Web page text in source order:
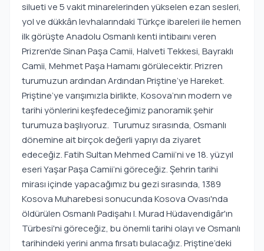
silueti ve 5 vakit minarelerinden yükselen ezan sesleri,
yol ve dükkân levhalarındaki Türkçe ibareleri ile hemen
ilk görüşte Anadolu Osmanlı kenti intibaını veren
Prizren'de Sinan Paşa Camii, Halveti Tekkesi, Bayraklı
Camii, Mehmet Paşa Hamamı görülecektir. Prizren
turumuzun ardından Ardından Priştine’ye Hareket.
Priştine’ye varışımızla birlikte, Kosova’nın modern ve
tarihi yönlerini keşfedeceğimiz panoramik şehir
turumuza başlıyoruz. Turumuz sırasında, Osmanlı
dönemine ait birçok değerli yapıyı da ziyaret
edeceğiz. Fatih Sultan Mehmed Camii’ni ve 18. yüzyıl
eseri Yaşar Paşa Camii’ni göreceğiz. Şehrin tarihi
mirası içinde yapacağımız bu gezi sırasında, 1389
Kosova Muharebesi sonucunda Kosova Ovası'nda
öldürülen Osmanlı Padişahı I. Murad Hüdavendigâr'ın
Türbesi'ni göreceğiz, bu önemli tarihi olayı ve Osmanlı
tarihindeki yerini anma fırsatı bulacağız. Priştine’deki